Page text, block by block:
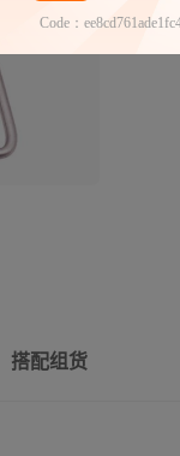
搭配组货